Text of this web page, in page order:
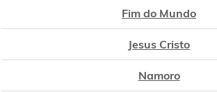
Fim do Mundo
Jesus Cristo
Namoro